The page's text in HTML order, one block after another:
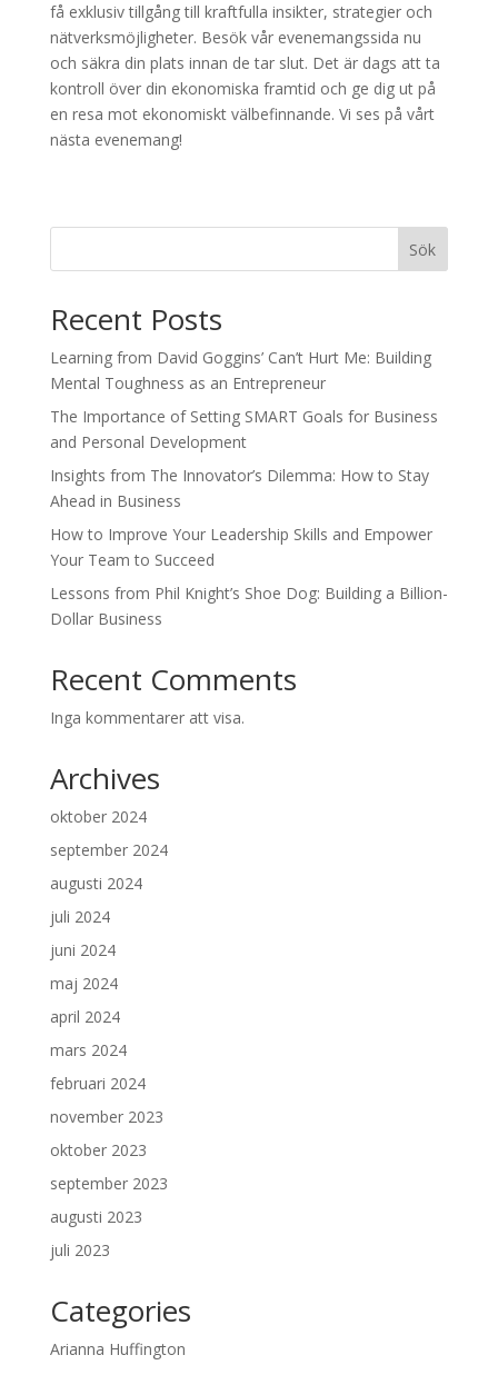
få exklusiv tillgång till kraftfulla insikter, strategier och
nätverksmöjligheter. Besök vår evenemangssida nu
och säkra din plats innan de tar slut. Det är dags att ta
kontroll över din ekonomiska framtid och ge dig ut på
en resa mot ekonomiskt välbefinnande. Vi ses på vårt
nästa evenemang!
Sök
Recent Posts
Learning from David Goggins’ Can’t Hurt Me: Building
Mental Toughness as an Entrepreneur
The Importance of Setting SMART Goals for Business
and Personal Development
Insights from The Innovator’s Dilemma: How to Stay
Ahead in Business
How to Improve Your Leadership Skills and Empower
Your Team to Succeed
Lessons from Phil Knight’s Shoe Dog: Building a Billion-
Dollar Business
Recent Comments
Inga kommentarer att visa.
Archives
oktober 2024
september 2024
augusti 2024
juli 2024
juni 2024
maj 2024
april 2024
mars 2024
februari 2024
november 2023
oktober 2023
september 2023
augusti 2023
juli 2023
Categories
Arianna Huffington